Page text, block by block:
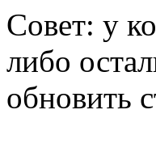
Совет: у
либо
обновить